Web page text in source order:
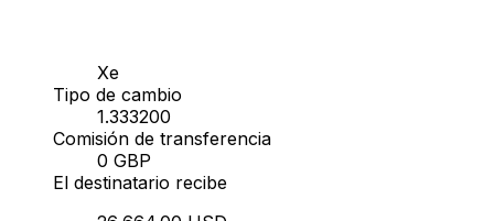
Xe
Tipo de cambio
1.333200
Comisión de transferencia
0 GBP
El destinatario recibe